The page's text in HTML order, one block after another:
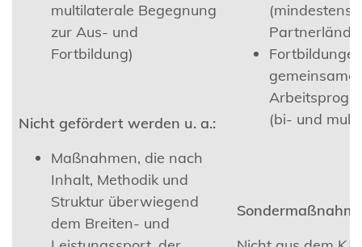
multilaterale Begegnung
zur Aus- und
Fortbildung)
Nicht gefördert werden u. a.:
Maßnahmen, die nach
Inhalt, Methodik und
Struktur überwiegend
dem Breiten- und
(mindestens
(bi- und